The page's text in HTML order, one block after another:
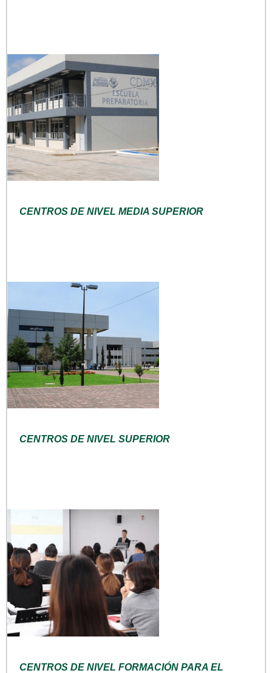
CENTROS DE NIVEL MEDIA SUPERIOR
CENTROS DE NIVEL SUPERIOR
CENTROS DE NIVEL FORMACIÓN PARA EL